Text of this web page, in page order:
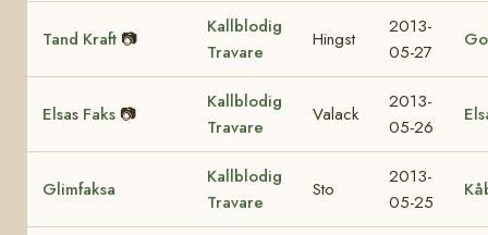
Tand Kraft 📷
Kallblodig
Travare
Hingst
2013-
05-27
Elsas Faks 📷
Kallblodig
Travare
Valack
2013-
05-26
Glimfaksa
Kallblodig
Travare
Sto
2013-
05-25